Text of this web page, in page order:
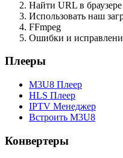
Найти URL в браузере
Использовать наш
FFmpeg
Ошибки и
Плееры
M3U8 Плеер
HLS Плеер
IPTV Менеджер
Встроить M3U8
Конвертеры